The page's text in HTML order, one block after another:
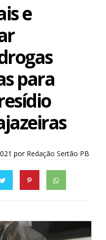
e
para
por Redação Sertão PB